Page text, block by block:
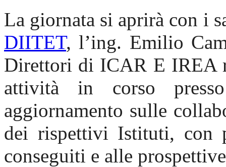
La giornata si aprirà con i
DIITET, l’ing. Emilio
Direttori di ICAR E IREA
attività in corso
aggiornamento sulle
dei rispettivi Istituti, con
conseguiti e alle